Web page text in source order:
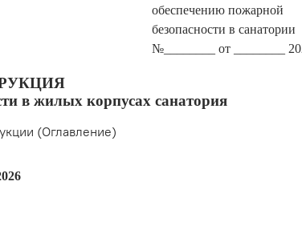
обеспечению пожарной
безопасности в санатории
№________ от ________
в жилых корпусах санатория
(Оглавление)